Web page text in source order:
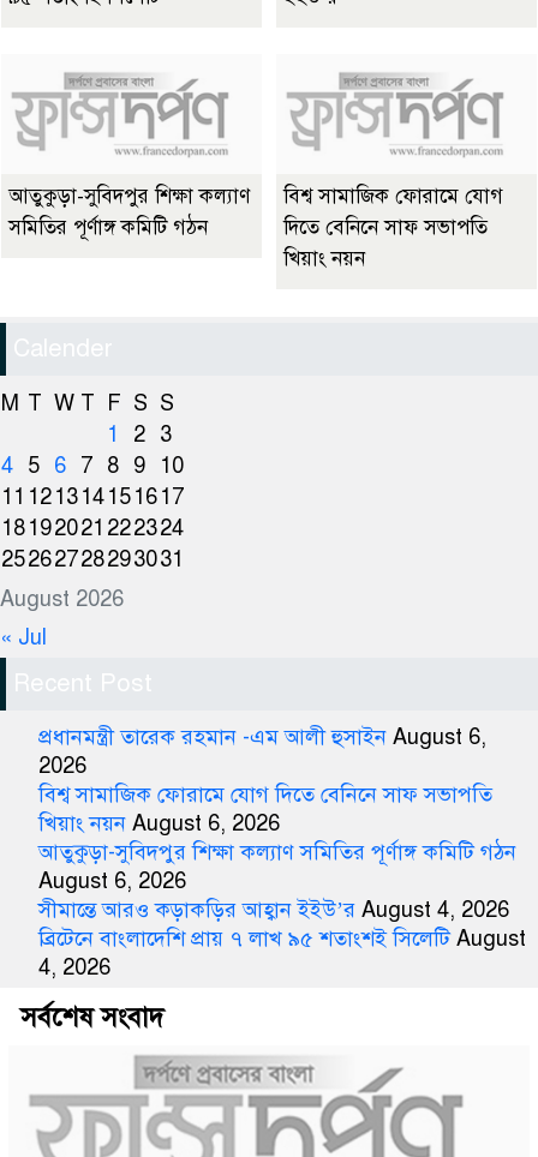
আতুকুড়া-সুবিদপুর শিক্ষা কল্যাণ
সমিতির পূর্ণাঙ্গ কমিটি গঠন
বিশ্ব সামাজিক ফোরামে যোগ
দিতে বেনিনে সাফ সভাপতি
খিয়াং নয়ন
Calender
August 2026
M T W T F S S
1
2 3
4 5 6 7 8 9
10
11 121314151617
18192021 222324
25262728293031
« Jul
Recent Post
প্রধানমন্ত্রী তারেক রহমান -এম আলী হুসাইন August 6,
2026
বিশ্ব সামাজিক ফোরামে যোগ দিতে বেনিনে সাফ সভাপতি
খিয়াং নয়ন August 6, 2026
আতুকুড়া-সুবিদপুর শিক্ষা কল্যাণ সমিতির পূর্ণাঙ্গ কমিটি গঠন
August 6, 2026
সীমান্তে আরও কড়াকড়ির আহ্বান ইইউ’র August 4, 2026
ব্রিটেনে বাংলাদেশি প্রায় ৭ লাখ ৯৫ শতাংশই সিলেটি August
4, 2026
সর্বশেষ সংবাদ